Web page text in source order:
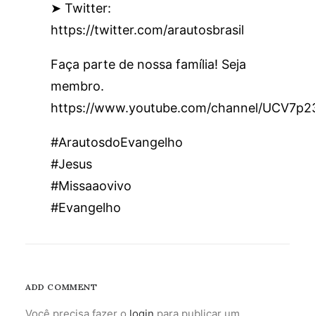
➤ Twitter:
https://twitter.com/arautosbrasil
Faça parte de nossa família! Seja
membro.
https://www.youtube.com/channel/
#ArautosdoEvangelho
#Jesus
#Missaaovivo
#Evangelho
ADD COMMENT